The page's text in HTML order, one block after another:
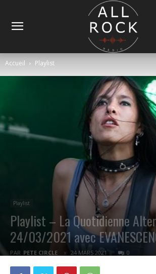
Accueil Playlist
Playlist
Playlist – La Quotidienne
24/03/2021 avec
PAR PETE CIRCLE 24 MARS 2021 0